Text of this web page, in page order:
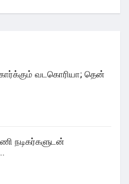
வடகொரியா; தென்
நடிகர்களுடன்